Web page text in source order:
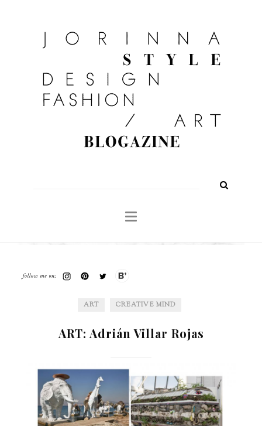
INTERIOR
KULTUR
ART CREATIVE MIND
ART: Adrián Villar Rojas